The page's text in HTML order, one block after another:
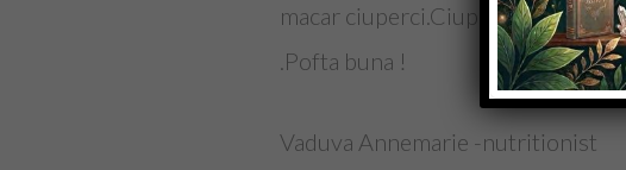
macar ciuperci.Ciupercile sunt o
.Pofta buna !
Vaduva Annemarie -nutritionist